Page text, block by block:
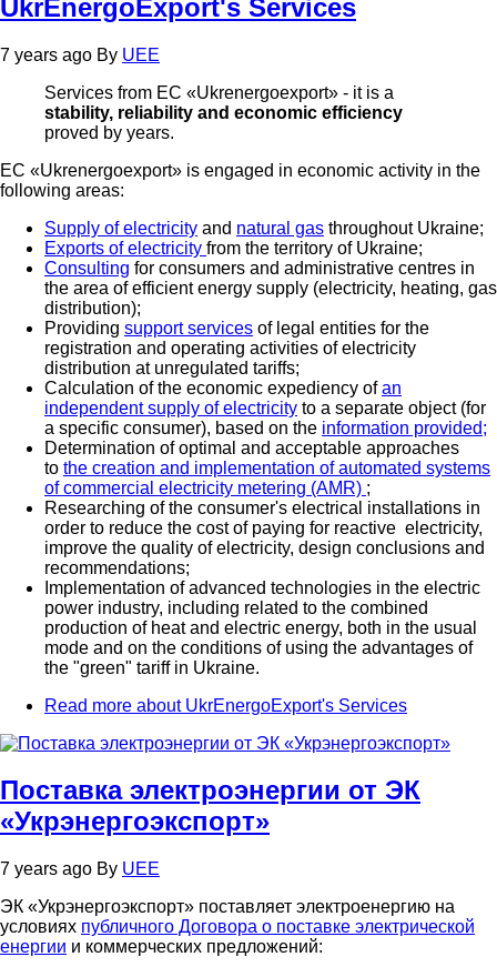
UkrEnergoExport's Services
7 years ago By UEE
Services from EC «Ukrenergoexport» - it is a
stability, reliability and economic efficiency
proved by years.
EC «Ukrenergoexport» is engaged in economic activity in the
following areas:
Supply of electricity and natural gas throughout Ukraine;
Exports of electricity from the territory of Ukraine;
Consulting for consumers and administrative centres in
the area of efficient energy supply (electricity, heating, gas
distribution);
Providing support services of legal entities for the
registration and operating activities of electricity
distribution at unregulated tariffs;
Сalculation of the economic expediency ofan
independent supply of electricity to a separate object (for
a specific consumer), based on the information provided;
Determination of optimal and acceptable approaches
to the creation and implementation of automated systems
of commercial electricity metering (AMR) ;
Researching of the consumer's electrical installations in
order to reduce the cost of paying for reactive electricity,
improve the quality of electricity, design conclusions and
recommendations;
Implementation of advanced technologies in the electric
power industry, including related to the combined
production of heat and electric energy, both in the usual
mode and on the conditions of using the advantages of
the "green" tariff in Ukraine.
Read more about UkrEnergoExport's Services
Поставка электроэнергии от ЭК
«Укрэнергоэкспорт»
7 years ago By UEE
ЭК «Укрэнергоэкспорт» поставляет электроенергию на
условиях публичного Договора о поставке электрической
енергии и коммерческих предложений: